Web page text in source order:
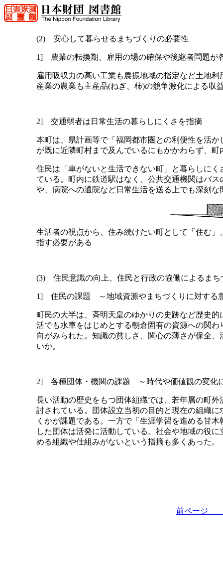
(2) 安心して暮らせるまちづくりの必要性
1] 農業の転換期、雇用の場の確保や後継者問題が
雇用吸収力の高い工業も農振地域の指定など土地
産業の農業も主産品(ねぎ、柿)の競争激化による収
2] 交通弱者は日常生活の暮らしにくさを指摘
本町は、県計画等で「福岡都市圏との利便性を活
が既に近隣町村まで及んでいるにもかかわらず、
住民は「車がないと生活できない町」と暮らしに
ている。町内に鉄道駅はなく、公共交通機関はバ
や、病院への通院など日常生活を送る上でも深刻な
生活者の視点から、住み続けたい町として「住む
指す必要がある
(3) 住民意識の向上、住民と行政の協働によるまち
1] 住民の課題 ～地域資源やまちづくりに対する
町民の大半は、斉明天皇のゆかりの史跡など歴史
活でも水車をはじめとする朝倉固有の資源への関
向がみられた。知識の貧しさ、関心の薄さが保全
いか。
2] 各種団体・機関の課題 ～時代や価値観の変化
長い活動の歴史をもつ団体組織では、若年層の町
討されている。団体設立当初の目的と現在の組織
くかが課題である。一方で「生涯学習を進める甘
した団体は活発に活動している。社会や地域の役
める組織や仕組みがないという指摘も多くあった。
前ペー